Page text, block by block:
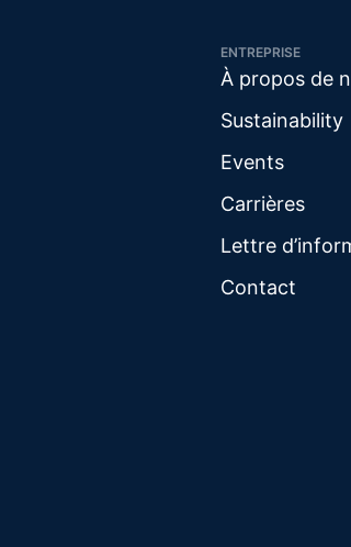
ENTREPRISE
À propos de
Sustainability
Events
Carrières
Lettre
Contact